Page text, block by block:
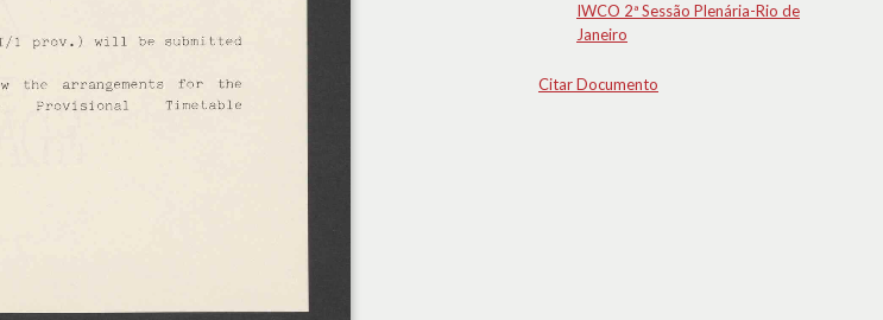
IWCO 2ª Sessão Plenária-Rio de
Janeiro
Citar Documento